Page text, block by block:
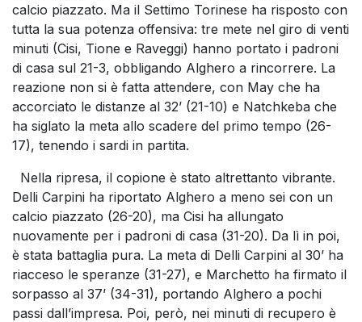
calcio piazzato. Ma il Settimo Torinese ha risposto con
tutta la sua potenza offensiva: tre mete nel giro di venti
minuti (Cisi, Tione e Raveggi) hanno portato i padroni
di casa sul 21-3, obbligando Alghero a rincorrere. La
reazione non si è fatta attendere, con May che ha
accorciato le distanze al 32’ (21-10) e Natchkeba che
ha siglato la meta allo scadere del primo tempo (26-
17), tenendo i sardi in partita.
Nella ripresa, il copione è stato altrettanto vibrante.
Delli Carpini ha riportato Alghero a meno sei con un
calcio piazzato (26-20), ma Cisi ha allungato
nuovamente per i padroni di casa (31-20). Da lì in poi,
è stata battaglia pura. La meta di Delli Carpini al 30’ ha
riacceso le speranze (31-27), e Marchetto ha firmato il
sorpasso al 37’ (34-31), portando Alghero a pochi
passi dall’impresa. Poi, però, nei minuti di recupero è